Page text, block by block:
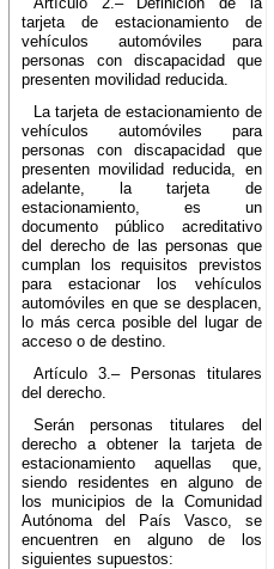
tarjeta de estacionamiento de
vehículos automóviles para
personas con discapacidad que
presenten movilidad reducida.
La tarjeta de estacionamiento de
vehículos automóviles para
personas con discapacidad que
presenten movilidad reducida, en
adelante, la tarjeta de
estacionamiento, es un
documento público acreditativo
del derecho de las personas que
cumplan los requisitos previstos
para estacionar los vehículos
automóviles en que se desplacen,
lo más cerca posible del lugar de
acceso o de destino.
Artículo 3.– Personas titulares
del derecho.
Serán personas titulares del
derecho a obtener la tarjeta de
estacionamiento aquellas que,
siendo residentes en alguno de
los municipios de la Comunidad
Autónoma del País Vasco, se
encuentren en alguno de los
siguientes supuestos: